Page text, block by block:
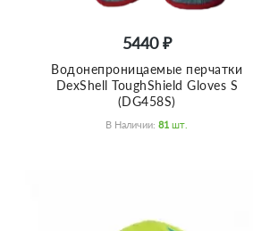
5440 ₽
Водонепроницаемые перчатки
DexShell ToughShield Gloves S
(DG458S)
В Наличии:81 Шт.